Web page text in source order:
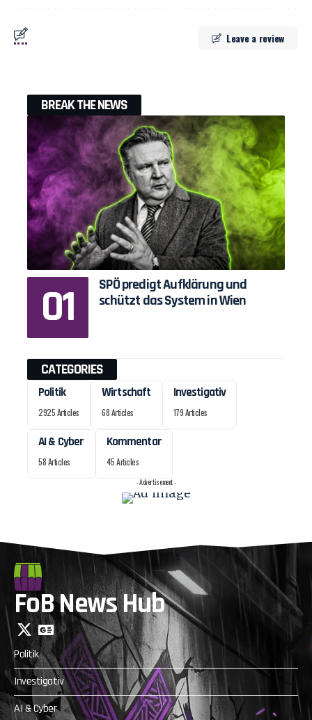
Leave a review
BREAK THE NEWS
SPÖ predigt Aufklärung und
schützt das System in Wien
CATEGORIES
Politik
2925 Articles
Wirtschaft
68 Articles
Investigativ
179 Articles
AI & Cyber
58 Articles
Kommentar
45 Articles
- Advertisement -
FoB News Hub
Politik
Investigativ
AI & Cyber